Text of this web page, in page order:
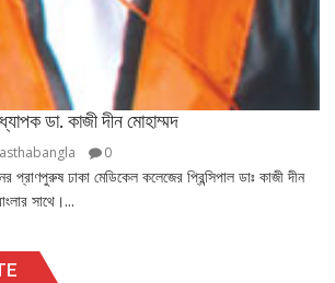
ডা. কাজী দীন মোহাম্মদ
0
প্রাণপুরুষ ঢাকা মেডিকেল কলেজের প্রিন্সিপাল ডাঃ কাজী দীন
সাথে।...